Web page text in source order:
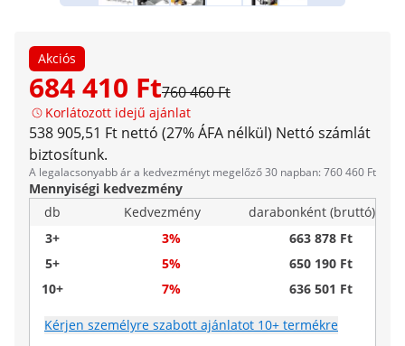
Akciós
684 410 Ft760 460 Ft
Korlátozott idejű ajánlat
538 905,51 Ft nettó (27% ÁFA nélkül) Nettó számlát
biztosítunk.
A legalacsonyabb ár a kedvezményt megelőző 30 napban: 760 460 Ft
Mennyiségi kedvezmény
db
Kedvezmény
darabonként (bruttó)
3+
3%
663 878 Ft
5+
5%
650 190 Ft
10+
7% 636 501 Ft
Kérjen személyre szabott ajánlatot 10+ termékre